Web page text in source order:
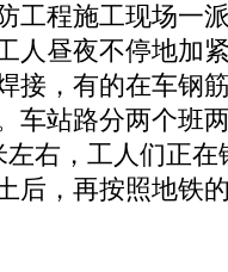
程施工现场一
人昼夜不停地加
接，有的在车钢
车站路分两个班
右，工人们正
后，再按照地铁